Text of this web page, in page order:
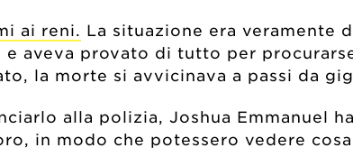
ai reni. La situazione era veramente
aveva provato di tutto per
la morte si avvicinava a passi da
alla polizia, Joshua Emmanuel
in modo che potessero vedere